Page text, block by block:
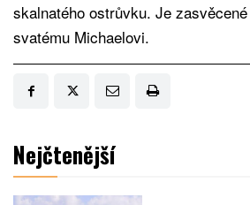
skalnatého ostrůvku. Je
svatému Michaelovi.
Nejčtenější